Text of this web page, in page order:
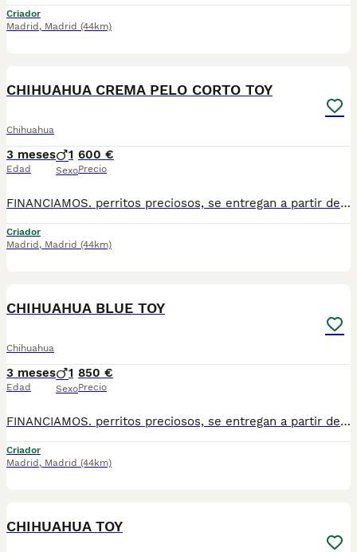
Criador
Madrid , Madrid (44km)
CHIHUAHUA CREMA PELO CORTO TOY
Chihuahua
3 meses
Edad
1
Sexo
600 €
Precio
FINANCIAMOS. perritos preciosos, se entregan a partir de 2 meses y medio de edad, con mínimo 2 vacunas y 2 desparasitaciones. Se entregan con garantía vírica y genética. Con el microchip, su cartilla oficial, contrato de compra y factura. Compra responsablemente en un criador especializado, oficial y homologado con núcleo zoológico. Llámanos para más información. Los precios varían en función de la raza, edad, color y línea del cachorros
Criador
Madrid , Madrid (44km)
CHIHUAHUA BLUE TOY
Chihuahua
3 meses
Edad
1
Sexo
850 €
Precio
FINANCIAMOS. perritos preciosos, se entregan a partir de 2 meses y medio de edad, con mínimo 2 vacunas y 2 desparasitaciones. Se entregan con garantía vírica y genética. Con el microchip, su cartilla oficial, contrato de compra y factura. Compra responsablemente en un criador especializado, oficial y homologado con núcleo zoológico. Llámanos para más información. Los precios varían en función de la raza, edad, color y línea del cachorros
Criador
Madrid , Madrid (44km)
CHIHUAHUA TOY